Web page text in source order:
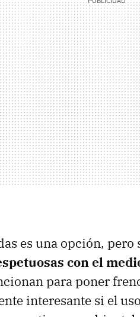
es una opción, pero
con el
para poner
interesante si el